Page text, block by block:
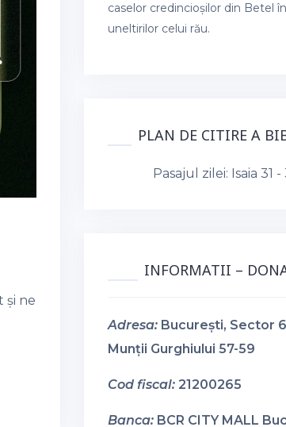
și ne
caselor credincioșilor din Betel
uneltirilor celui rău.
PLAN DE CITIRE A
Pasajul zilei: Isaia 31 -
INFORMATII –
Adresa: București, Sector
Munții Gurghiului 57-59
Cod fiscal: 21200265
Banca: BCR CITY MALL